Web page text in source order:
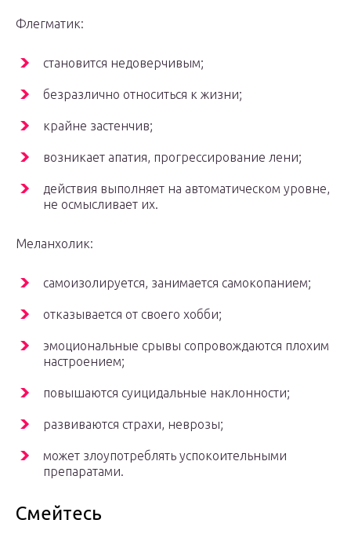
Флегматик:
становится недоверчивым;
безразлично относиться к жизни;
крайне застенчив;
возникает апатия, прогрессирование лени;
действия выполняет на автоматическом уровне,
не осмысливает их.
Меланхолик:
самоизолируется, занимается самокопанием;
отказывается от своего хобби;
эмоциональные срывы сопровождаются плохим
настроением;
повышаются суицидальные наклонности;
развиваются страхи, неврозы;
может злоупотреблять успокоительными
препаратами.
Смейтесь